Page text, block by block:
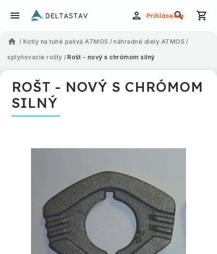
Prihlásenie
/ Kotly na tuhé palivá ATMOS / náhradné diely ATMOS /
splyňovacie rošty / Rošt - nový s chrómom silný
ROŠT - NOVÝ S CHRÓMOM
SILNÝ